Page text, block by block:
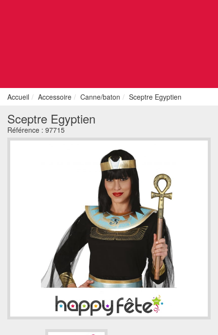
Accueil Accessoire Canne/baton Sceptre Egyptien
Sceptre Egyptien
Référence : 97715